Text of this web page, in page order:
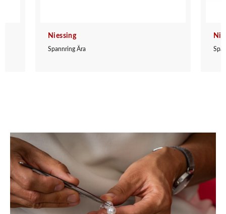
Niessing
Spannring Ära